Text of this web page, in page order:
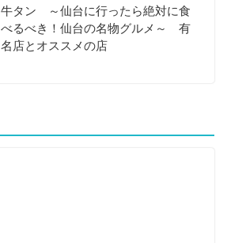
牛タン ～仙台に行ったら絶対に食
べるべき！仙台の名物グルメ～ 有
名店とオススメの店